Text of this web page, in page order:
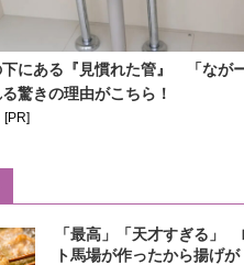
下にある『見慣れた管』 「なが
驚きの理由がこちら！
[PR]
「最高」「天才すぎる」
ト馬場が作ったから揚げ